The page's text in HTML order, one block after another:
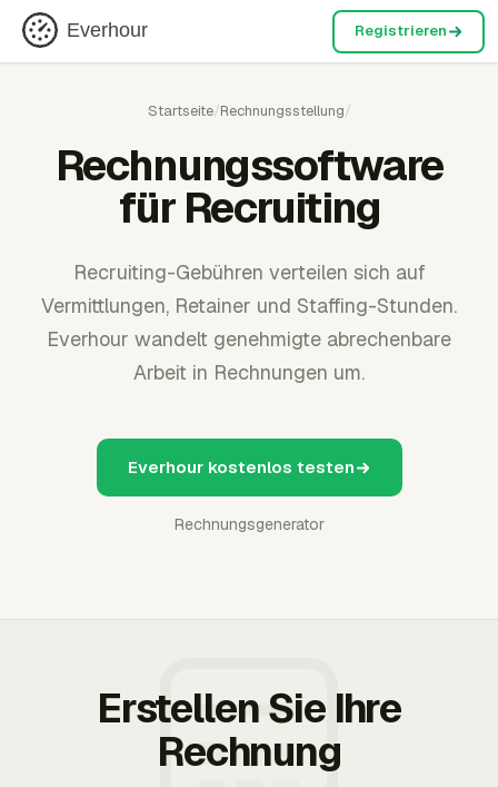
Everhour Registrieren
Startseite/Rechnungsstellung/
Rechnungssoftware
für Recruiting
Recruiting-Gebühren verteilen sich auf
Vermittlungen, Retainer und Staffing-Stunden.
Everhour wandelt genehmigte abrechenbare
Arbeit in Rechnungen um.
Everhour kostenlos testen
Rechnungsgenerator
Erstellen Sie Ihre
Rechnung